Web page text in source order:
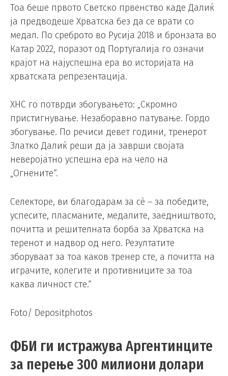
Тоа беше првото Светско првенство каде Далиќ
ја предводеше Хрватска без да се врати со
медал. По среброто во Русија 2018 и бронзата во
Катар 2022, поразот од Португалија го означи
крајот на најуспешна ера во историјата на
хрватската репрезентација.
ХНС го потврди збогувањето: „Скромно
пристигнување. Незаборавно патување. Гордо
збогување. По речиси девет години, тренерот
Златко Далиќ реши да ја заврши својата
неверојатно успешна ера на чело на
„Огнените“.
Селекторе, ви благодарам за сè – за победите,
успесите, пласманите, медалите, заедништвото,
почитта и решителната борба за Хрватска на
теренот и надвор од него. Резултатите
зборуваат за тоа каков тренер сте, а почитта на
играчите, колегите и противниците за тоа
каква личност сте.“
Foto/ Depositphotos
ФБИ ги истражува Аргентинците
за перење 300 милиони долари